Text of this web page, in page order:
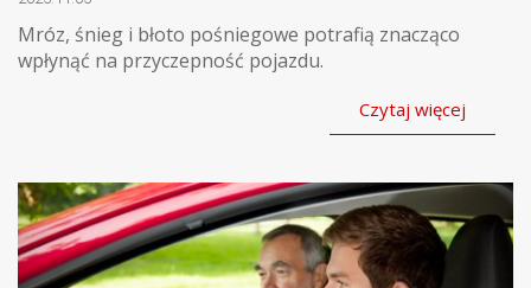
Mróz, śnieg i błoto pośniegowe potrafią znacząco
wpłynąć na przyczepność pojazdu.
Czytaj więcej